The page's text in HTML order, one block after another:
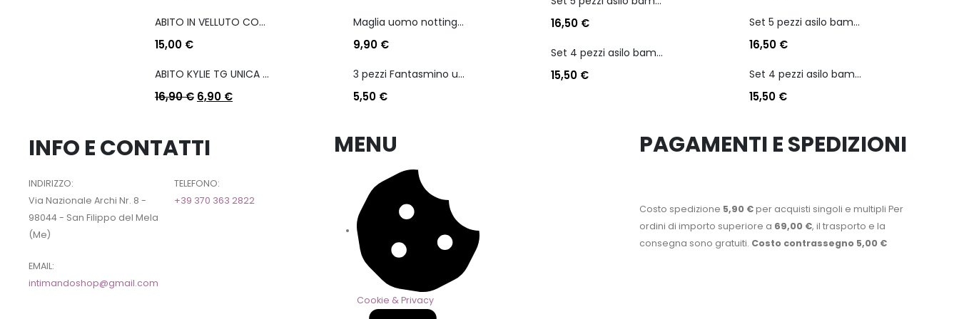
ABITO IN VELLUTO CON COULISSE LATERALE
15,00 €
ABITO KYLIE TG UNICA COL A SCELTA
16,90€ 6,90 €
Maglia uomo nottingham in caldo cotone scollo a v manica lunga
9,90 €
3 pezzi Fantasmino unisex diadora in cotone mercerizzato tg dalla 35 alla 46
5,50 €
16,50 €
Set 4 pezzi asilo bambino personaggio batman
15,50 €
Set 5 pezzi asilo bambina personaggio stitch angel
16,50 €
Set 4 pezzi asilo bambino personaggio batman
15,50 €
INFO E CONTATTI
INDIRIZZO:
Via Nazionale Archi Nr. 8 -
98044 - San Filippo del Mela
(Me)
TELEFONO:
+39 370 363 2822
EMAIL:
intimandoshop@gmail.com
MENU
Cookie & Privacy
PAGAMENTI E SPEDIZIONI
Costo spedizione 5,90 €per acquisti singoli e multipli Per
ordini di importo superiore a 69,00 €, il trasporto e la
consegna sono gratuiti. Costo contrassegno 5,00 €